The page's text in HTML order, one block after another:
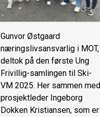
Gunvor Østgaard
næringslivsansvarlig i MOT,
deltok på den første Ung
Frivillig-samlingen til Ski-
VM 2025. Her sammen med
prosjektleder Ingeborg
Dokken Kristiansen, som er